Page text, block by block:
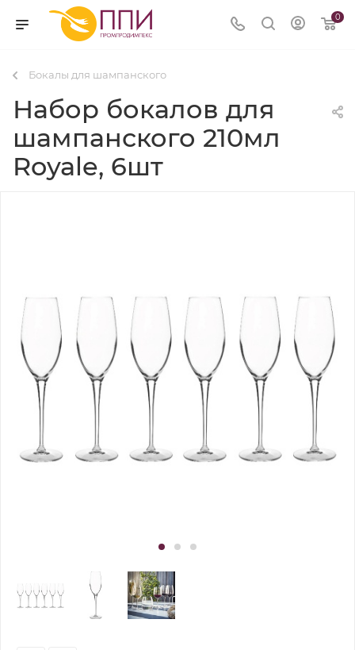
0
Бокалы для шампанского
Набор бокалов для
шампанского 210мл
Royale, 6шт